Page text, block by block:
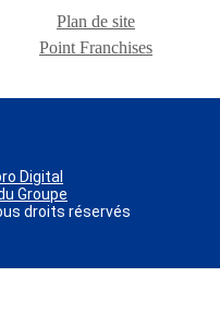
Plan de site
Point Franchises
Digital
Groupe
droits réservés